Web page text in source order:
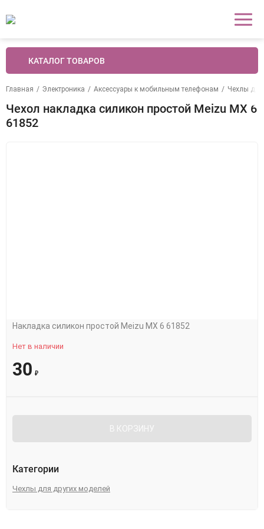
КАТАЛОГ ТОВАРОВ
Главная / Электроника / Аксессуары к мобильным телефонам / Чехлы
Чехол накладка силикон простой Meizu MX 6
61852
Накладка силикон простой Meizu MX 6 61852
Нет в наличии
30 ₽
В КОРЗИНУ
Категории
Чехлы для других моделей